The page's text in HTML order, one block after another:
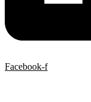
Facebook-f